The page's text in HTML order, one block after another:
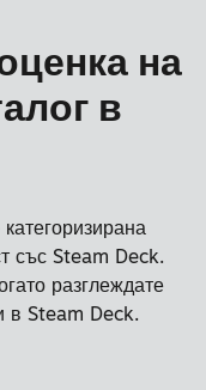
на
в
със Steam Deck.
разглеждате
в Steam Deck.